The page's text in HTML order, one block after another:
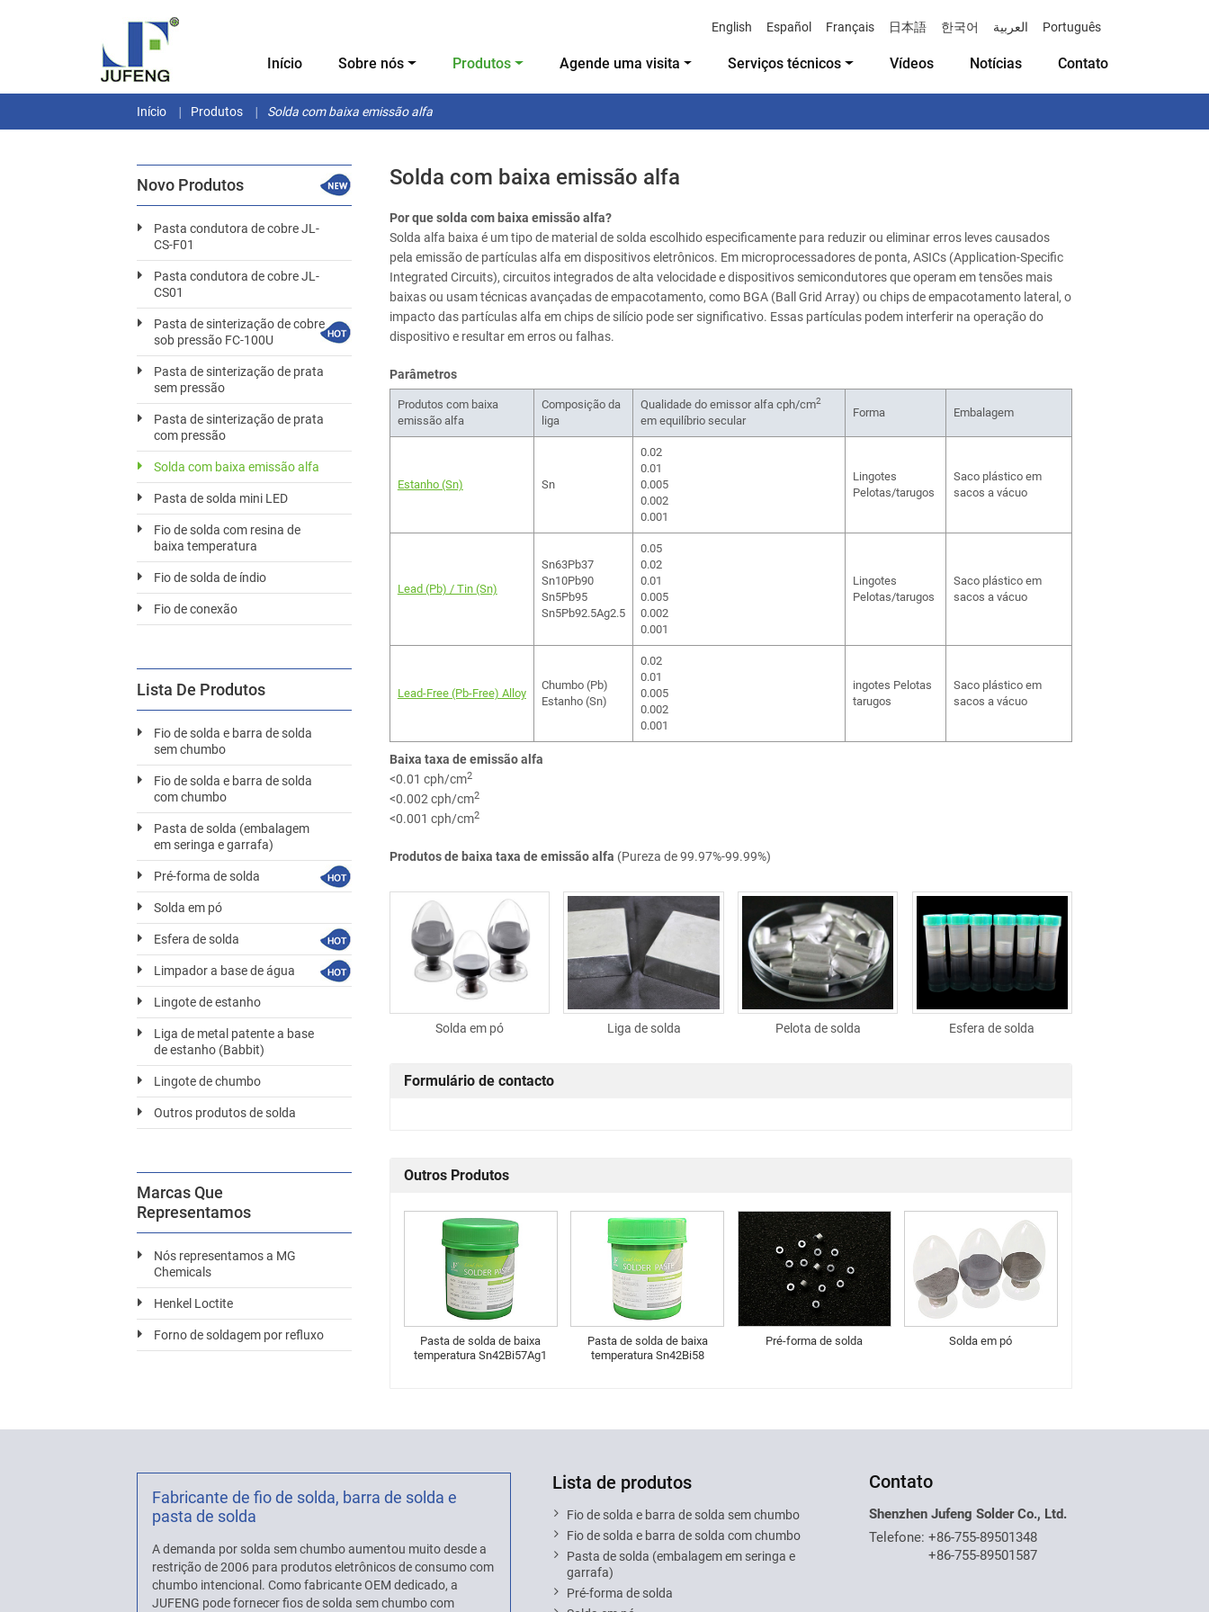
English Español Français 日本語 한국어 العربية Português
Início Sobre nós Produtos Agende uma visita Serviços técnicos Vídeos Notícias Contato
Início Produtos Solda com baixa emissão alfa
Solda com baixa emissão alfa
Por que solda com baixa emissão alfa?
Solda alfa baixa é um tipo de material de solda escolhido especificamente para reduzir ou eliminar erros leves causados
pela emissão de partículas alfa em dispositivos eletrônicos. Em microprocessadores de ponta, ASICs (Application-Specific
Integrated Circuits), circuitos integrados de alta velocidade e dispositivos semicondutores que operam em tensões mais
baixas ou usam técnicas avançadas de empacotamento, como BGA (Ball Grid Array) ou chips de empacotamento lateral, o
impacto das partículas alfa em chips de silício pode ser significativo. Essas partículas podem interferir na operação do
dispositivo e resultar em erros ou falhas.
Parâmetros
Produtos com baixa
emissão alfa
Composição da
liga
Qualidade do emissor alfa cph/cm2
em equilíbrio secular
Forma Embalagem
Estanho (Sn) Sn
0.02
0.01
0.005
0.002
0.001
Lingotes
Pelotas/tarugos
Saco plástico em
sacos a vácuo
Lead (Pb) / Tin (Sn)
Sn63Pb37
Sn10Pb90
Sn5Pb95
Sn5Pb92.5Ag2.5
0.05
0.02
0.01
0.005
0.002
0.001
Lingotes
Pelotas/tarugos
Saco plástico em
sacos a vácuo
Lead-Free (Pb-Free) Alloy
Chumbo (Pb)
Estanho (Sn)
0.02
0.01
0.005
0.002
0.001
ingotes Pelotas
tarugos
Saco plástico em
sacos a vácuo
Baixa taxa de emissão alfa
<0.01 cph/cm2
<0.002 cph/cm2
<0.001 cph/cm2
Produtos de baixa taxa de emissão alfa (Pureza de 99.97%-99.99%)
Solda em pó Liga de solda Pelota de solda Esfera de solda
Formulário de contacto
Outros Produtos
Pasta de solda de baixa
temperatura Sn42Bi57Ag1
Pasta de solda de baixa
temperatura Sn42Bi58
Pré-forma de solda Solda em pó
Novo Produtos
Pasta condutora de cobre JL-
CS-F01
Pasta condutora de cobre JL-
CS01
Pasta de sinterização de cobre
sob pressão FC-100U
Pasta de sinterização de prata
sem pressão
Pasta de sinterização de prata
com pressão
Solda com baixa emissão alfa
Pasta de solda mini LED
Fio de solda com resina de
baixa temperatura
Fio de solda de índio
Fio de conexão
Lista De Produtos
Fio de solda e barra de solda
sem chumbo
Fio de solda e barra de solda
com chumbo
Pasta de solda (embalagem
em seringa e garrafa)
Pré-forma de solda
Solda em pó
Esfera de solda
Limpador a base de água
Lingote de estanho
Liga de metal patente a base
de estanho (Babbit)
Lingote de chumbo
Outros produtos de solda
Marcas Que
Representamos
Nós representamos a MG
Chemicals
Henkel Loctite
Forno de soldagem por refluxo
Fabricante de fio de solda, barra de solda e
pasta de solda
A demanda por solda sem chumbo aumentou muito desde a
restrição de 2006 para produtos eletrônicos de consumo com
chumbo intencional. Como fabricante OEM dedicado, a
JUFENG pode fornecer fios de solda sem chumbo com
Lista de produtos
Fio de solda e barra de solda sem chumbo
Fio de solda e barra de solda com chumbo
Pasta de solda (embalagem em seringa e
garrafa)
Pré-forma de solda
Contato
Shenzhen Jufeng Solder Co., Ltd.
Telefone:+86-755-89501348
+86-755-89501587